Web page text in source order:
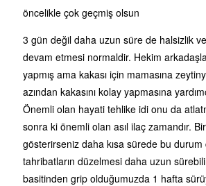
öncelikle çok geçmiş olsun
3 gün değil daha uzun süre de halsizlik
devam etmesi normaldir. Hekim
yapmış ama kakası için mamasına
azından kakasını kolay yapmasına
Önemli olan hayati tehlike idi onu da
sonra ki önemli olan asıl ilaç zamandır.
gösterirseniz daha kısa sürede bu
tahribatların düzelmesi daha uzun
basitinden grip olduğumuzda 1 hafta